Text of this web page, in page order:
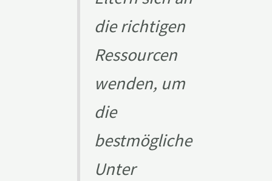
die richtigen
Ressourcen
wenden, um
die
bestmögliche
Unter